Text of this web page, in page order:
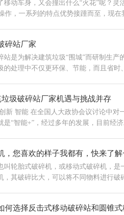
移动车身，又会撞出什么“火花”呢？灵
作，一系列的特点优势接踵而至，现在
碎站厂家
站是为解决建筑垃圾“围城”而研制生产
的处理中不仅更环保、节能，而且省时
圾破碎站厂家机遇与挑战并存
新 智能 在全国人大政协会议讨论中对
是“智能+”，经过多年的发展，目前经
，您喜欢的样子我都有，快来了
叫轮胎式破碎机，或移动式破碎机，是
，其破碎比大，可以将不同物料进行破
何选择反击式移动破碎站和圆锥